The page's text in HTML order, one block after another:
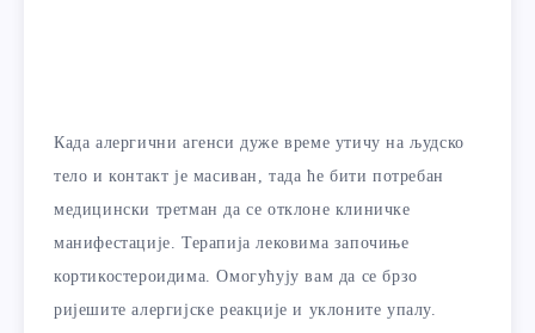
Када алергични агенси дуже време утичу на људско
тело и контакт је масиван, тада ће бити потребан
медицински третман да се отклоне клиничке
манифестације. Терапија лековима започиње
кортикостероидима. Омогућују вам да се брзо
ријешите алергијске реакције и уклоните упалу.